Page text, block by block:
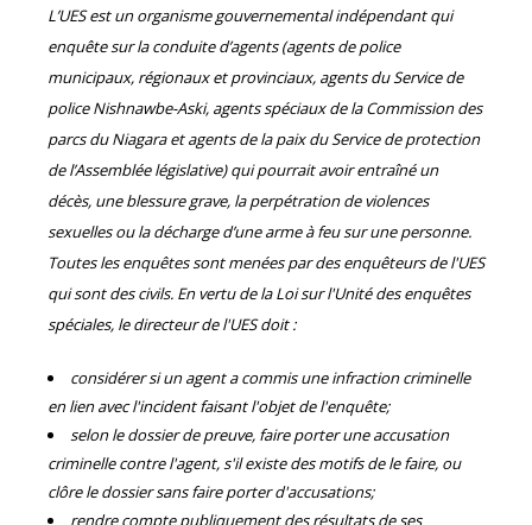
L’UES est un organisme gouvernemental indépendant qui
enquête sur la conduite d’agents (agents de police
municipaux, régionaux et provinciaux, agents du Service de
police Nishnawbe-Aski, agents spéciaux de la Commission des
parcs du Niagara et agents de la paix du Service de protection
de l’Assemblée législative) qui pourrait avoir entraîné un
décès, une blessure grave, la perpétration de violences
sexuelles ou la décharge d’une arme à feu sur une personne.
Toutes les enquêtes sont menées par des enquêteurs de l'UES
qui sont des civils. En vertu de la Loi sur l'Unité des enquêtes
spéciales, le directeur de l'UES doit :
considérer si un agent a commis une infraction criminelle
en lien avec l'incident faisant l'objet de l'enquête;
selon le dossier de preuve, faire porter une accusation
criminelle contre l'agent, s'il existe des motifs de le faire, ou
clôre le dossier sans faire porter d'accusations;
rendre compte publiquement des résultats de ses